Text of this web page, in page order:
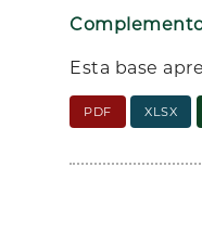
Esta base
PDF XLSX